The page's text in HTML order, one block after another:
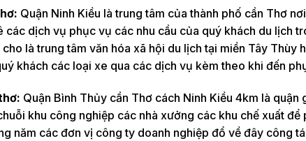
Quận Ninh Kiều là trung tâm của thành phố cần Thơ
các dịch vụ phục vụ các nhu cầu của quý khách du lịch
là trung tâm văn hóa xã hội du lịch tại miền Tây Thùy
khách các loại xe qua các dịch vụ kèm theo khi đến
Quận Bình Thủy cần Thơ cách Ninh Kiều 4km là quận
khu công nghiệp các nhà xưởng các khu chế xuất để
năm các đơn vị công ty doanh nghiệp đổ về đây công